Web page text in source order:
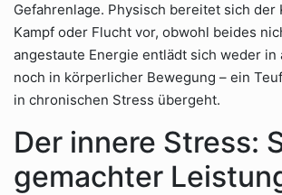
Gefahrenlage. Physisch bereitet sich der
Kampf oder Flucht vor, obwohl beides
angestaute Energie entlädt sich weder in
noch in körperlicher Bewegung – ein
in chronischen Stress übergeht.
Der innere Stress:
gemachter